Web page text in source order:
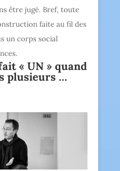
être jugé. Bref, toute
faite au fil des
un corps social
« UN » quand
plusieurs …